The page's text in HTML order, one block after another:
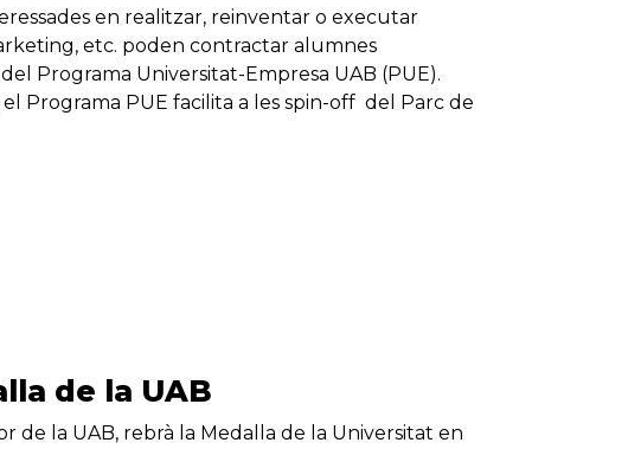
en realitzar, reinventar o executar
etc. poden contractar alumnes
del Programa Universitat-Empresa UAB (PUE).
Programa PUE facilita a les spin-off del Parc de
de la UAB
de la UAB, rebrà la Medalla de la Universitat en